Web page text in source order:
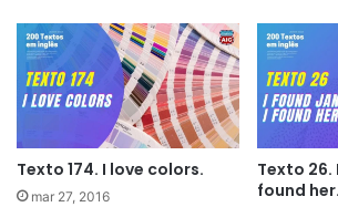
Texto 174. I love colors.
mar 27, 2016
Texto 26.
found her.